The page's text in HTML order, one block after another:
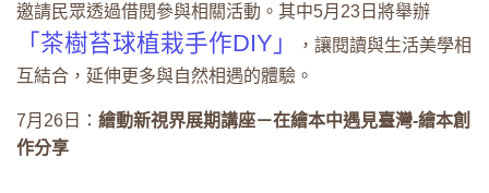
邀請民眾透過借閱參與相關活動。其中5月23日將舉辦
「 茶樹苔球植栽手作DIY 」
，讓閱讀與生活美學相
互結合，延伸更多與自然相遇的體驗。
7月26日： 繪動新視界展期講座－在繪本中遇見臺灣-繪本創
作分享